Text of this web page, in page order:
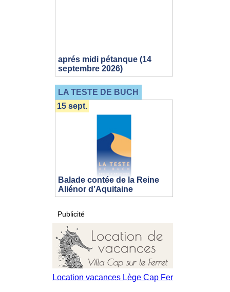
aprés midi pétanque (14
septembre 2026)
LA TESTE DE BUCH
Balade contée de la Reine
Aliénor d’Aquitaine
15 sept.
Publicité